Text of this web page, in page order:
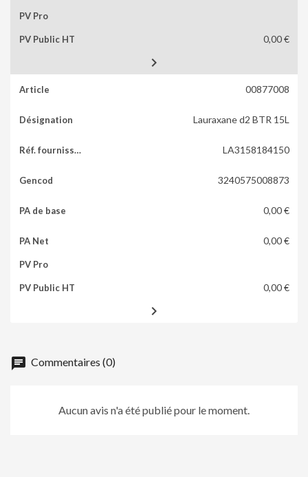
0,00 €

00877008
Lauraxane d2 BTR 15L
LA3158184150
3240575008873
0,00 €
0,00 €
0,00 €

chat Commentaires (0)
Aucun avis n'a été publié pour le moment.